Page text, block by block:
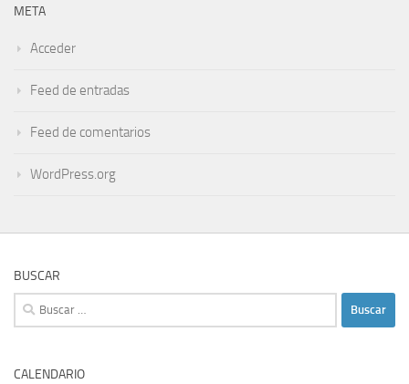
META
Acceder
Feed de entradas
Feed de comentarios
WordPress.org
BUSCAR
Buscar:
CALENDARIO